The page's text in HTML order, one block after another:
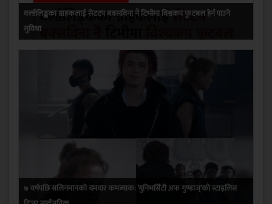
वर्ल्डलिङ्कका ग्राहकलाई सेटटप बक्सविना नै टिभीमा विश्वकप फुटबल हेर्न पाउने
सुविधा
७ वर्षपछि सलिनमानको दमदार कमब्याक: ‘युनिभर्सिटी अफ गुण्डाज्’को स्टाइलिस